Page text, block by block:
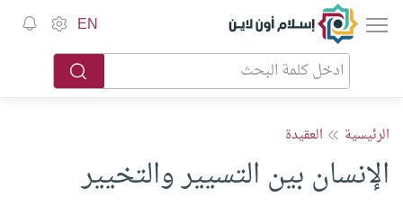
إسلام أون لاين EN
الرئيسية العقيدة
الإنسان بين التسيير والتخيير